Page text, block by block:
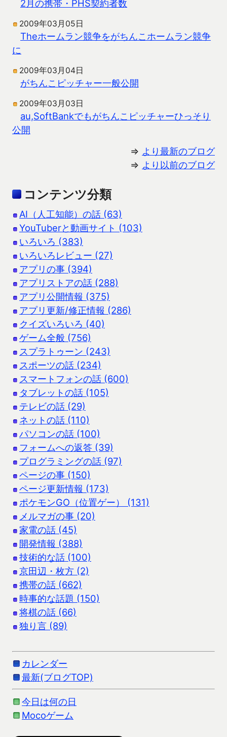
2月の携帯・PHS契約者数
2009年03月05日
Theホームラン競争をがちんこホームラン競争
に
2009年03月04日
がちんこピッチャー一般公開
2009年03月03日
au,SoftBankでもがちんこピッチャーひっそり
公開
⇒ より最新のブログ
⇒ より以前のブログ
コンテンツ分類
AI（人工知能）の話 (63)
YouTuberと動画サイト (103)
いろいろ (383)
いろいろレビュー (27)
アプリの事 (394)
アプリストアの話 (288)
アプリ公開情報 (375)
アプリ更新/修正情報 (286)
クイズいろいろ (40)
ゲーム全般 (756)
スプラトゥーン (243)
スポーツの話 (234)
スマートフォンの話 (600)
タブレットの話 (105)
テレビの話 (29)
ネットの話 (110)
パソコンの話 (100)
フォームへの返答 (39)
プログラミングの話 (97)
ページの事 (150)
ページ更新情報 (173)
ポケモンGO（位置ゲー） (131)
メルマガの事 (20)
家電の話 (45)
開発情報 (388)
技術的な話 (100)
京田辺・枚方 (2)
携帯の話 (662)
時事的な話題 (150)
将棋の話 (66)
独り言 (89)
カレンダー
最新(ブログTOP)
今日は何の日
Mocoゲーム